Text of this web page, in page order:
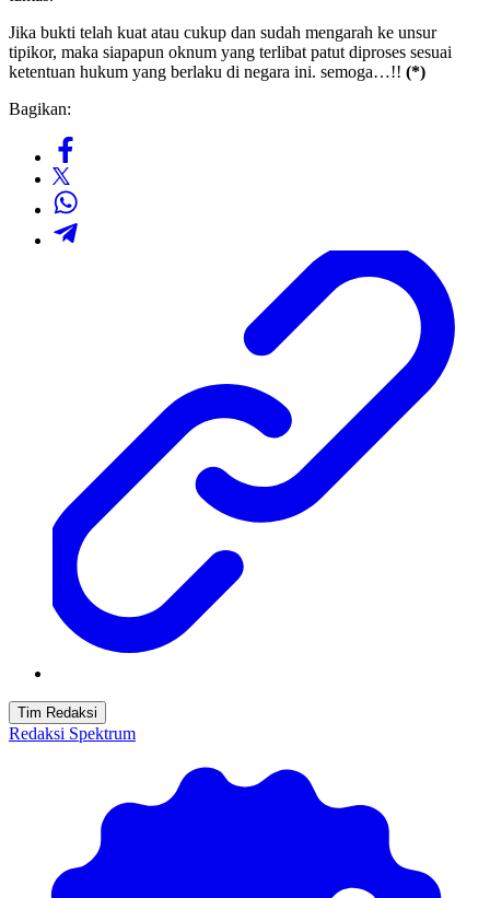
Jika bukti telah kuat atau cukup dan sudah mengarah ke unsur
tipikor, maka siapapun oknum yang terlibat patut diproses sesuai
ketentuan hukum yang berlaku di negara ini. semoga…!! (*)
Bagikan:
Tim Redaksi
Redaksi Spektrum